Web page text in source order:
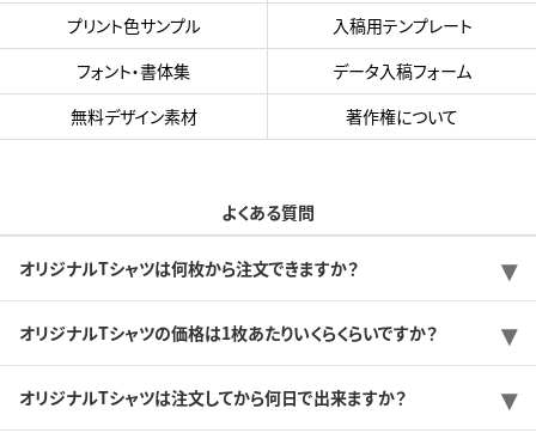
プリント色サンプル
入稿用テンプレート
フォント・書体集
データ入稿フォーム
無料デザイン素材
著作権について
よくある質問
オリジナルTシャツは何枚から注文できますか？
オリジナルTシャツの価格は1枚あたりいくらくらいですか？
オリジナルTシャツは注文してから何日で出来ますか？